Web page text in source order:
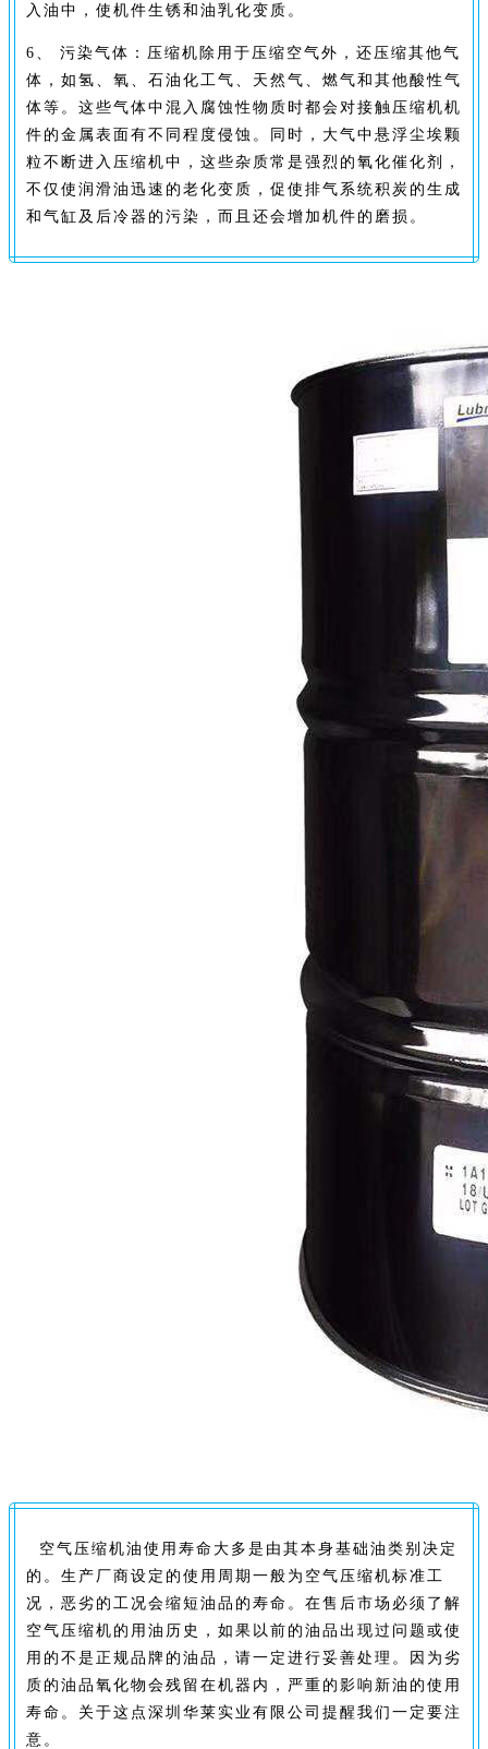
入油中，使机件生锈和油乳化变质。
6、 污染气体：压缩机除用于压缩空气外，还压缩其他气
体，如氢、氧、石油化工气、天然气、燃气和其他酸性气
体等。这些气体中混入腐蚀性物质时都会对接触压缩机机
件的金属表面有不同程度侵蚀。同时，大气中悬浮尘埃颗
粒不断进入压缩机中，这些杂质常是强烈的氧化催化剂，
不仅使润滑油迅速的老化变质，促使排气系统积炭的生成
和气缸及后冷器的污染，而且还会增加机件的磨损。
空气压缩机油使用寿命大多是由其本身基础油类别决定
的。生产厂商设定的使用周期一般为空气压缩机标准工
况，恶劣的工况会缩短油品的寿命。在售后市场必须了解
空气压缩机的用油历史，如果以前的油品出现过问题或使
用的不是正规品牌的油品，请一定进行妥善处理。因为劣
质的油品氧化物会残留在机器内，严重的影响新油的使用
寿命。关于这点深圳华莱实业有限公司提醒我们一定要注
意。